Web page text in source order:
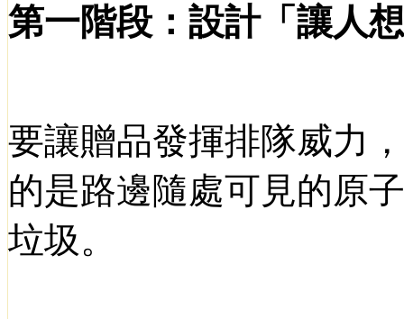
第一階段：設計「讓人
要讓贈品發揮排隊威力
的是路邊隨處可見的原
垃圾。